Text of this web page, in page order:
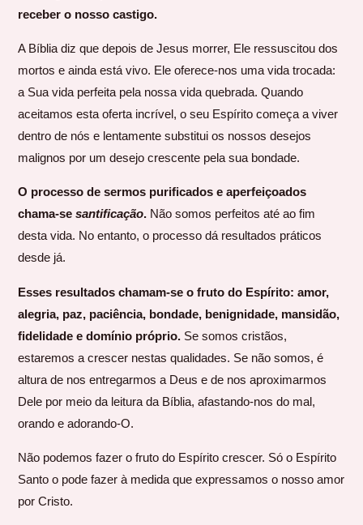
receber o nosso castigo.
A Bíblia diz que depois de Jesus morrer, Ele ressuscitou dos
mortos e ainda está vivo. Ele oferece-nos uma vida trocada:
a Sua vida perfeita pela nossa vida quebrada. Quando
aceitamos esta oferta incrível, o seu Espírito começa a viver
dentro de nós e lentamente substitui os nossos desejos
malignos por um desejo crescente pela sua bondade.
O processo de sermos purificados e aperfeiçoados
chama-sesantificação. Não somos perfeitos até ao fim
desta vida. No entanto, o processo dá resultados práticos
desde já.
Esses resultados chamam-se o fruto do Espírito: amor,
alegria, paz, paciência, bondade, benignidade, mansidão,
fidelidade e domínio próprio. Se somos cristãos,
estaremos a crescer nestas qualidades. Se não somos, é
altura de nos entregarmos a Deus e de nos aproximarmos
Dele por meio da leitura da Bíblia, afastando-nos do mal,
orando e adorando-O.
Não podemos fazer o fruto do Espírito crescer. Só o Espírito
Santo o pode fazer à medida que expressamos o nosso amor
por Cristo.